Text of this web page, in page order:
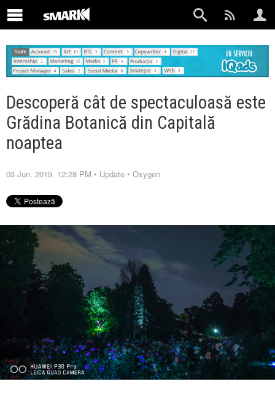
Descoperă cât de spectaculoasă este
Grădina Botanică din Capitală
noaptea
03 Jun. 2019, 12:28 PM • Update • Oxygen